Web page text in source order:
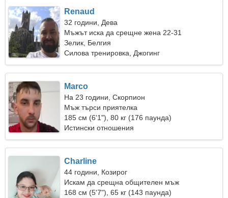
Renaud
32 години, Дева
Мъжът иска да срещне жена 22-31
Зелик, Белгия
Силова тренировка, Джогинг
Marco
На 23 години, Скорпион
Мъж търси приятелка
185 см (6'1"), 80 кг (176 паунда)
Истински отношения
Charline
44 години, Козирог
Искам да срещна общителен мъж
168 см (5'7"), 65 кг (143 паунда)